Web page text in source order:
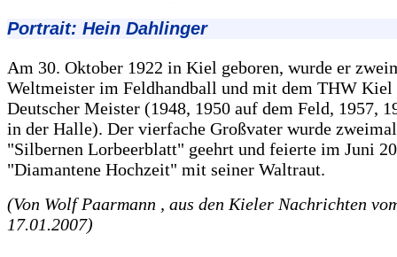
Portrait: Hein Dahlinger
Am 30. Oktober 1922 in Kiel geboren, wurde er
Weltmeister im Feldhandball und mit dem THW
Deutscher Meister (1948, 1950 auf dem Feld, 1957,
in der Halle). Der vierfache Großvater wurde
"Silbernen Lorbeerblatt" geehrt und feierte im Juni
"Diamantene Hochzeit" mit seiner Waltraut.
(Von Wolf Paarmann , aus den Kieler Nachrichten
17.01.2007)